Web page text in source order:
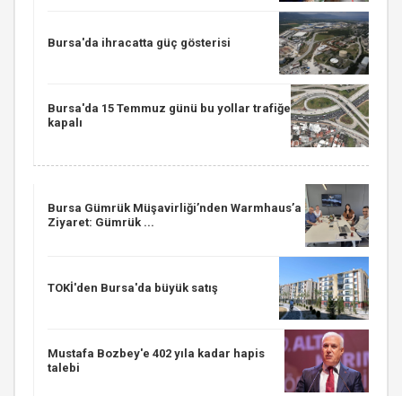
Bursa'da ihracatta güç gösterisi
Bursa'da 15 Temmuz günü bu yollar trafiğe
kapalı
Bursa Gümrük Müşavirliği’nden Warmhaus’a
Ziyaret: Gümrük ...
TOKİ'den Bursa'da büyük satış
Mustafa Bozbey'e 402 yıla kadar hapis
talebi